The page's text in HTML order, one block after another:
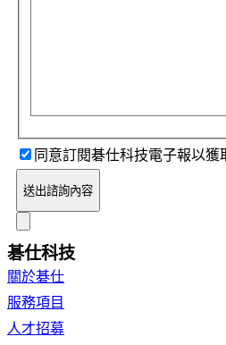
同意訂閱碁仕科技電子報以獲
送出諮詢內容
碁仕科技
關於碁仕
服務項目
人才招募